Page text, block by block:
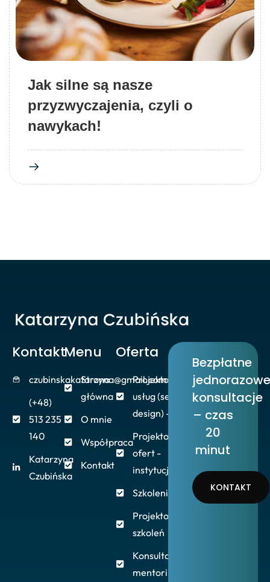
Jak silne są nasze
przyzwyczajenia, czyli o
nawykach!
Kontakt
czubinskakatarzyna@gmail.com
(+48)
513 235
140
Katarzyna
Czubińska
Menu
Strona
główna
O mnie
Współpraca
Kontakt
Oferta
Projektowanie
usług (service
design) - firmy
Projektowanie
ofert -
instytucje/NGO
Szkolenia/Warsztaty
Projektowanie
szkoleń
Konsultacje,
mentoring
Bezpłatne
jednorazowe
konsultacje
– czas
20
minut
KONTAKT